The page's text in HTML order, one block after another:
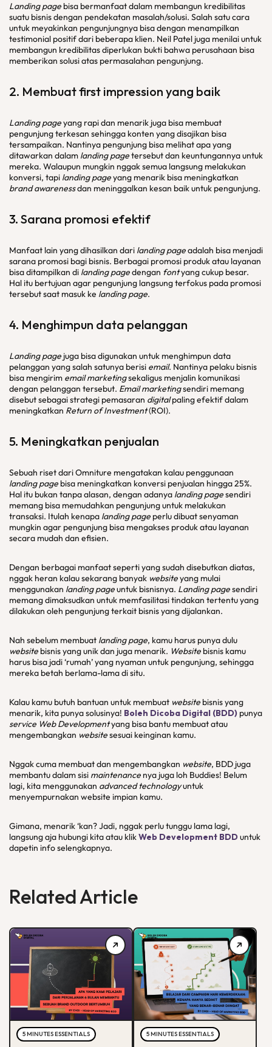
Landing page bisa bermanfaat dalam membangun kredibilitas
suatu bisnis dengan pendekatan masalah/solusi. Salah satu cara
untuk meyakinkan pengunjungnya bisa dengan menampilkan
testimonial positif dari beberapa klien. Neil Patel juga menilai untuk
membangun kredibilitas diperlukan bukti bahwa perusahaan bisa
memberikan solusi atas permasalahan pengunjung.
2. Membuatfirst impression yang baik
Landing pageyang rapi dan menarik juga bisa membuat
pengunjung terkesan sehingga konten yang disajikan bisa
tersampaikan. Nantinya pengunjung bisa melihat apa yang
ditawarkan dalam landing pagetersebut dan keuntungannya untuk
mereka. Walaupun mungkin nggak semua langsung melakukan
konversi, tapi landing pageyang menarik bisa meningkatkan
brand awarenessdan meninggalkan kesan baik untuk pengunjung.
3. Sarana promosi efektif
Manfaat lain yang dihasilkan dari landing pageadalah bisa menjadi
sarana promosi bagi bisnis. Berbagai promosi produk atau layanan
bisa ditampilkan di landing pagedengan fontyang cukup besar.
Hal itu bertujuan agar pengunjung langsung terfokus pada promosi
tersebut saat masuk ke landing page.
4. Menghimpun data pelanggan
Landing page juga bisa digunakan untuk menghimpun data
pelanggan yang salah satunya berisi email. Nantinya pelaku bisnis
bisa mengirim email marketingsekaligus menjalin komunikasi
dengan pelanggan tersebut. Email marketingsendiri memang
disebut sebagai strategi pemasaran digitalpaling efektif dalam
meningkatkan Return of Investment(ROI).
5. Meningkatkan penjualan
Sebuah riset dari Omniture mengatakan kalau penggunaan
landing page bisa meningkatkan konversi penjualan hingga 25%.
Hal itu bukan tanpa alasan, dengan adanya landing pagesendiri
memang bisa memudahkan pengunjung untuk melakukan
transaksi. Itulah kenapa landing page perlu dibuat senyaman
mungkin agar pengunjung bisa mengakses produk atau layanan
secara mudah dan efisien.
Dengan berbagai manfaat seperti yang sudah disebutkan diatas,
nggak heran kalau sekarang banyak websiteyang mulai
menggunakan landing pageuntuk bisnisnya. Landing pagesendiri
memang dimaksudkan untuk memfasilitasi tindakan tertentu yang
dilakukan oleh pengunjung terkait bisnis yang dijalankan.
Nah sebelum membuat landing page, kamu harus punya dulu
website bisnis yang unik dan juga menarik. Website bisnis kamu
harus bisa jadi ‘rumah’ yang nyaman untuk pengunjung, sehingga
mereka betah berlama-lama di situ.
Kalau kamu butuh bantuan untuk membuat website bisnis yang
menarik, kita punya solusinya! Boleh Dicoba Digital (BDD) punya
service Web Developmentyang bisa bantu membuat atau
mengembangkan websitesesuai keinginan kamu.
Nggak cuma membuat dan mengembangkan website, BDD juga
membantu dalam sisi maintenance nya juga loh Buddies! Belum
lagi, kita menggunakan advanced technologyuntuk
menyempurnakan website impian kamu.
Gimana, menarik ‘kan? Jadi, nggak perlu tunggu lama lagi,
langsung aja hubungi kita atau klikWeb Development BDDuntuk
dapetin info selengkapnya.
Related Article
5 MINUTES ESSENTIALS 5 MINUTES ESSENTIALS